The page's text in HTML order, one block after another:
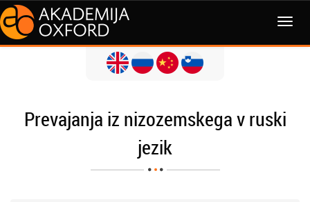
MENI
Prevajanja iz nizozemskega v ruski
jezik